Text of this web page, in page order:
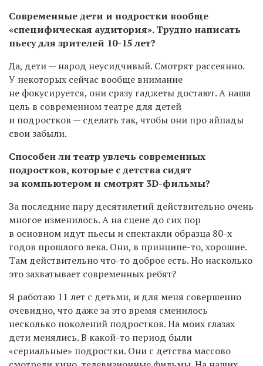
Современные дети и подростки вообще
«специфическая аудитория». Трудно написать
пьесу для зрителей 10-15 лет?
Да, дети — народ неусидчивый. Смотрят рассеянно.
У некоторых сейчас вообще внимание
не фокусируется, они сразу гаджеты достают. А наша
цель в современном театре для детей
и подростков — сделать так, чтобы они про айпады
свои забыли.
Способен ли театр увлечь современных
подростков, которые с детства сидят
за компьютером и смотрят 3D-фильмы?
За последние пару десятилетий действительно очень
многое изменилось. А на сцене до сих пор
в основном идут пьесы и спектакли образца 80-х
годов прошлого века. Они, в принципе-то, хорошие.
Там действительно что-то доброе есть. Но насколько
это захватывает современных ребят?
Я работаю 11 лет с детьми, и для меня совершенно
очевидно, что даже за это время сменилось
несколько поколений подростков. На моих глазах
дети менялись. В какой-то период были
«сериальные» подростки. Они с детства массово